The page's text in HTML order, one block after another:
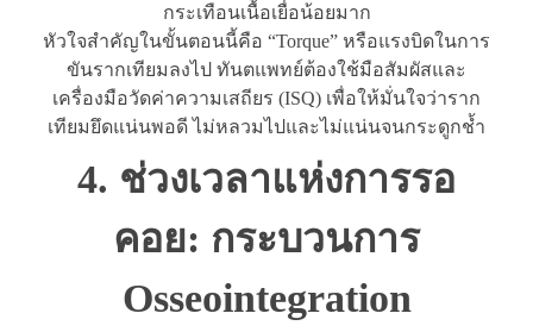
กระเทือนเนื้อเยื่อน้อยมาก
หัวใจสำคัญในขั้นตอนนี้คือ “Torque” หรือแรงบิดในการ
ขันรากเทียมลงไป ทันตแพทย์ต้องใช้มือสัมผัสและ
เครื่องมือวัดค่าความเสถียร (ISQ) เพื่อให้มั่นใจว่าราก
เทียมยึดแน่นพอดี ไม่หลวมไปและไม่แน่นจนกระดูกช้ำ
4. ช่วงเวลาแห่งการรอ
คอย: กระบวนการ
Osseointegration